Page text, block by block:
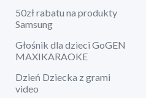
50zł rabatu na produkty
Samsung
Głośnik dla dzieci GoGEN
MAXIKARAOKE
Dzień Dziecka z grami
video